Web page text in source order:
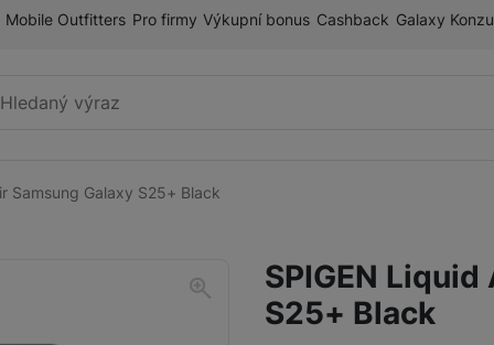
Mobile Outfitters Pro firmy Výkupní bonus Cashback Galaxy
Vyhledávání
Příslušenství k mobilnímu
Fólie a tvrzená skla
Samsung Galaxy S25+ Black
SPIGEN
S25+ Black